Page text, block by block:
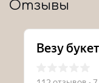
Отзывы